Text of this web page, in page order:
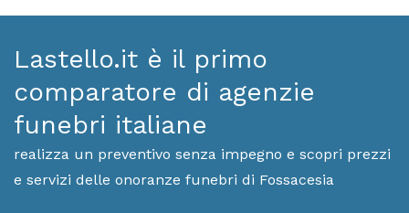
Lastello.it è il primo
comparatore di agenzie
funebri italiane
realizza un preventivo senza impegno e scopri prezzi
e servizi delle onoranze funebri di Fossacesia